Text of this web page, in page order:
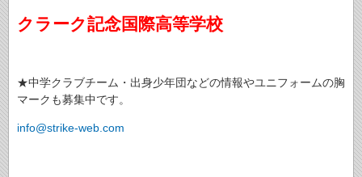
クラーク記念国際高等学校
★中学クラブチーム・出身少年団などの情報やユニフォームの胸
マークも募集中です。
info@strike-web.com